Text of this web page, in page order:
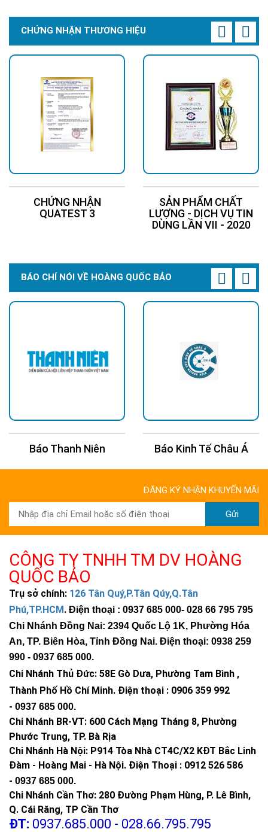
CHỨNG NHẬN THƯƠNG HIỆU
CHỨNG NHẬN
QUATEST 3
SẢN PHẨM CHẤT
LƯỢNG - DỊCH VỤ TIN
DÙNG LẦN VII - 2020
BÁO CHÍ NÓI VỀ HOÀNG QUỐC BẢO
Báo Thanh Niên Báo Kinh Tế Châu Á
ĐĂNG KÝ NHẬN KHUYẾN MÃI
Gửi
CÔNG TY TNHH TM DV HOÀNG
QUỐC BẢO
Trụ sở chính: 126 Tân Quý,P.Tân Qúy,Q.Tân
Phú,TP.HCM. Điện thoại : 0937 685 000- 028 66 795 795
Chi Nhánh Đồng Nai: 2394 Quốc Lộ 1K, Phường Hóa
An, TP. Biên Hòa, Tỉnh Đồng Nai. Điện thoại: 0938 259
990 - 0937 685 000.
Chi Nhánh Thủ Đức: 58E Gò Dưa, Phường Tam Bình ,
Thành Phố Hồ Chí Minh. Điện thoại : 0906 359 992
- 0937 685 000.
Chi Nhánh BR-VT: 600 Cách Mạng Tháng 8, Phường
Phước Trung, TP. Bà Rịa
Chi Nhánh Hà Nội: P914 Tòa Nhà CT4C/X2 KĐT Bắc Linh
Đàm - Hoàng Mai - Hà Nội. Điện Thoại : 0912 526 586
- 0937 685 000.
Chi Nhánh Cần Thơ: 280 Đường Phạm Hùng, P. Lê Bình,
Q. Cái Răng, TP Cần Thơ
ĐT: 0937.685.000 - 028.66.795.795